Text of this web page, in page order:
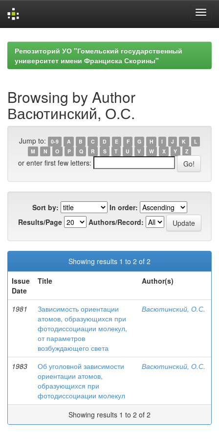
navigationРепозиторий УО "Гомельский государственный
университет имени Франциска Скорины"
Browsing by Author
Васютинский, О.С.
Jump to: 0-9 A B C D E F G H I J K
L
M
N O P Q R S T U V W X Y Z
or enter first few letters:
Sort by:
In order:
Results/Page
Authors/Record:
Showing results 1 to 2 of 2
Issue
Date
Title Author(s)
1981
Зависимость ориентации
атомов, образующихся при
фотодиссоциации молекул,
от параметров
возбуждающего света
Васютинский, О.С.
1983
Об уголовной зависимости
ориентации атомов,
образующихся при
фотодиссоциации молекул
Васютинский, О.С.
Showing results 1 to 2 of 2